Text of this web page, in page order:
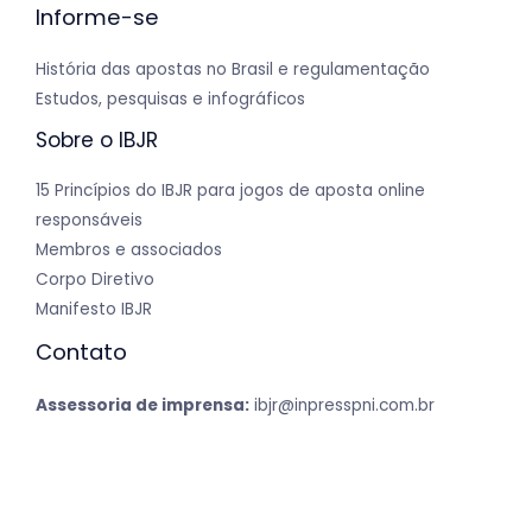
Informe-se
História das apostas no Brasil e regulamentação
Estudos, pesquisas e infográficos
Sobre o IBJR
15 Princípios do IBJR para jogos de aposta online
responsáveis
Membros e associados
Corpo Diretivo
Manifesto IBJR
Contato
Assessoria de imprensa: ibjr@inpresspni.com.br